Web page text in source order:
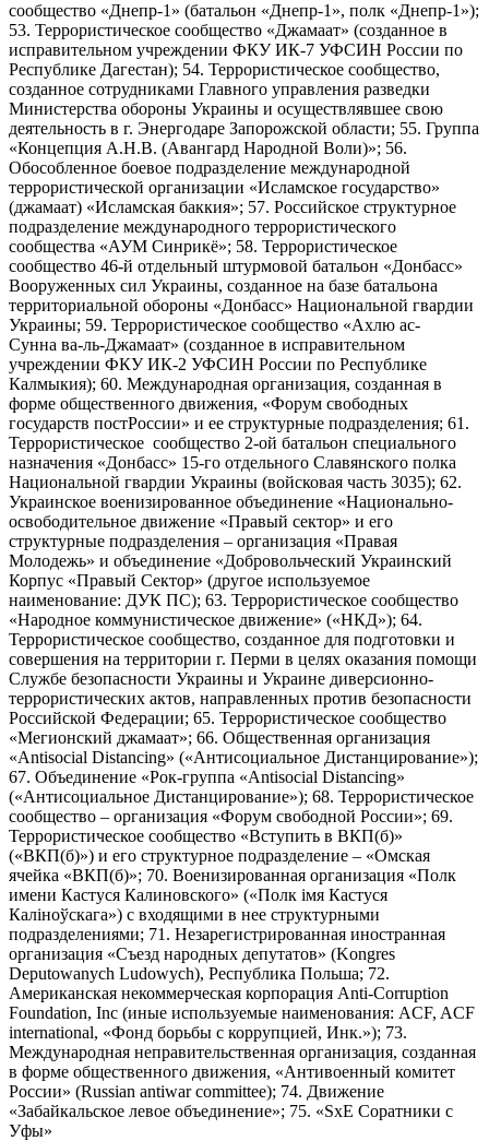
сообщество «Днепр-1» (батальон «Днепр-1», полк «Днепр-1»);
53. Террористическое сообщество «Джамаат» (созданное в
исправительном учреждении ФКУ ИК-7 УФСИН России по
Республике Дагестан); 54. Террористическое сообщество,
созданное сотрудниками Главного управления разведки
Министерства обороны Украины и осуществлявшее свою
деятельность в г. Энергодаре Запорожской области; 55. Группа
«Концепция А.Н.В. (Авангард Народной Воли)»; 56.
Обособленное боевое подразделение международной
террористической организации «Исламское государство»
(джамаат) «Исламская баккия»; 57. Российское структурное
подразделение международного террористического
сообщества «АУМ Синрикё»; 58. Террористическое
сообщество 46-й отдельный штурмовой батальон «Донбасс»
Вооруженных сил Украины, созданное на базе батальона
территориальной обороны «Донбасс» Национальной гвардии
Украины; 59. Террористическое сообщество «Ахлю ас-
Сунна ва-ль-Джамаат» (созданное в исправительном
учреждении ФКУ ИК-2 УФСИН России по Республике
Калмыкия); 60. Международная организация, созданная в
форме общественного движения, «Форум свободных
государств постРоссии» и ее структурные подразделения; 61.
Террористическое сообщество 2-ой батальон специального
назначения «Донбасс» 15-го отдельного Славянского полка
Национальной гвардии Украины (войсковая часть 3035); 62.
Украинское военизированное объединение «Национально-
освободительное движение «Правый сектор» и его
структурные подразделения – организация «Правая
Молодежь» и объединение «Добровольческий Украинский
Корпус «Правый Сектор» (другое используемое
наименование: ДУК ПС); 63. Террористическое сообщество
«Народное коммунистическое движение» («НКД»); 64.
Террористическое сообщество, созданное для подготовки и
совершения на территории г. Перми в целях оказания помощи
Службе безопасности Украины и Украине диверсионно-
террористических актов, направленных против безопасности
Российской Федерации; 65. Террористическое сообщество
«Мегионский джамаат»; 66. Общественная организация
«Antisocial Distancing» («Антисоциальное Дистанцирование»);
67. Объединение «Рок-группа «Antisocial Distancing»
(«Антисоциальное Дистанцирование»); 68. Террористическое
сообщество – организация «Форум свободной России»; 69.
Террористическое сообщество «Вступить в ВКП(б)»
(«ВКП(б)») и его структурное подразделение – «Омская
ячейка «ВКП(б)»; 70. Военизированная организация «Полк
имени Кастуся Калиновского» («Полк iмя Кастуся
Калiноўскага») с входящими в нее структурными
подразделениями; 71. Незарегистрированная иностранная
организация «Съезд народных депутатов» (Kongres
Deputowanych Ludowych), Республика Польша; 72.
Американская некоммерческая корпорация Anti-Corruption
Foundation, Inc (иные используемые наименования: ACF, ACF
international, «Фонд борьбы с коррупцией, Инк.»); 73.
Международная неправительственная организация, созданная
в форме общественного движения, «Антивоенный комитет
России» (Russian antiwar committee); 74. Движение
«Забайкальское левое объединение»; 75. «SxE Соратники с
Уфы»